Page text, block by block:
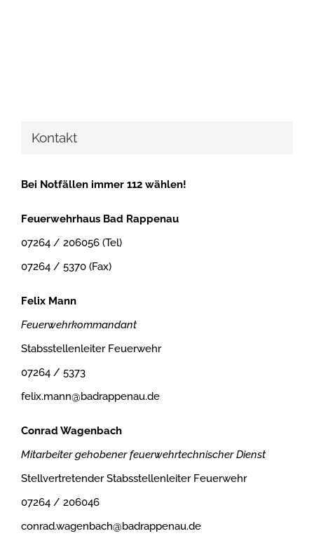
Kontakt
Bei Notfällen immer 112 wählen!
Feuerwehrhaus Bad Rappenau
07264 / 206056 (Tel)
07264 / 5370 (Fax)
Felix Mann
Feuerwehrkommandant
Stabsstellenleiter Feuerwehr
07264 / 5373
felix.mann@badrappenau.de
Conrad Wagenbach
Mitarbeiter gehobener feuerwehrtechnischer Dienst
Stellvertretender Stabsstellenleiter Feuerwehr
07264 / 206046
conrad.wagenbach@badrappenau.de